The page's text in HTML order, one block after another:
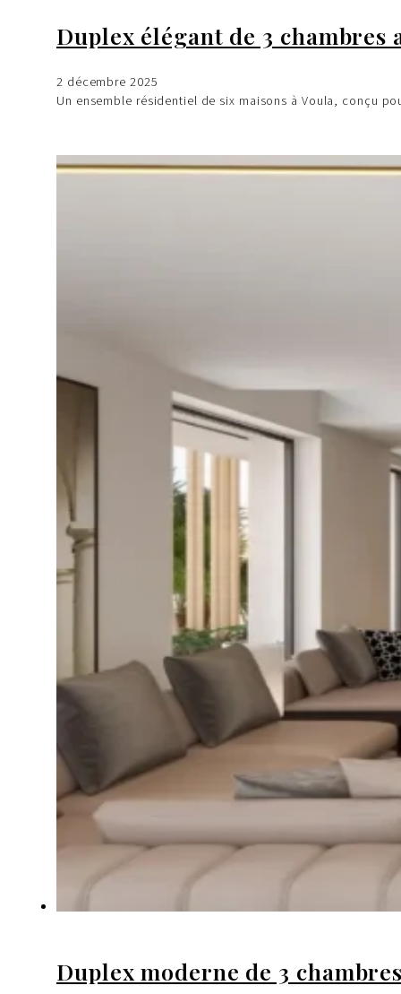
Duplex élégant de 3 chambres
2 décembre 2025
Un ensemble résidentiel de six maisons à Voula, conçu
Duplex moderne de 3